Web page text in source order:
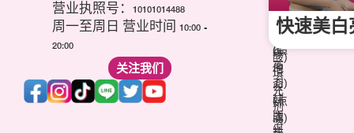
营业执照号：10101014488
周一至周日 营业时间 10:00 -
20:00
关注我们
(玻
酸)
填
充
剂
溶
音
波
(超
声
刀)
韩
版
疤
针
维
他
命
(点
滴)
快速美白